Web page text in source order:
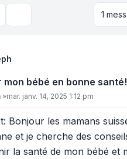
1
mon bébé en bonne santé!
»mar. janv. 14, 2025 1:12 pm
Bonjour les mamans
et je cherche des
la santé de mon bébé et